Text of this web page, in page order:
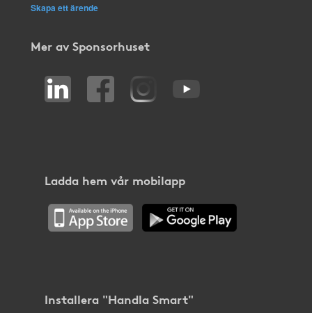
Skapa ett ärende
Mer av Sponsorhuset
Ladda hem vår mobilapp
Installera "Handla Smart"